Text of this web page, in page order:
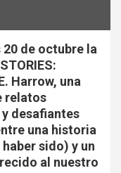
de octubre la
Harrow, una
relatos
desafiantes
una historia
sido) y un
al nuestro